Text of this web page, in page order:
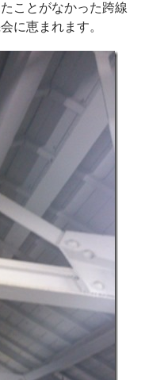
ことがなかった跨線
に恵まれます。